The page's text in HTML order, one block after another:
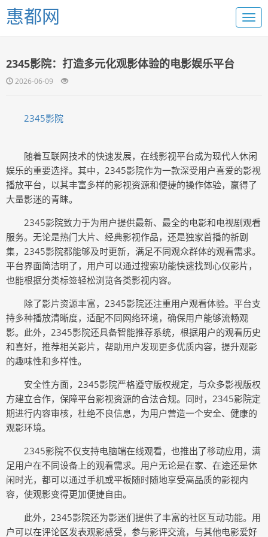
惠都网
2345影院：打造多元化观影体验的电影娱乐平台
2026-06-09
2345影院
随着互联网技术的快速发展，在线影视平台成为现代人休闲
娱乐的重要选择。其中，2345影院作为一款深受用户喜爱的影视
播放平台，以其丰富多样的影视资源和便捷的操作体验，赢得了
大量影迷的青睐。
2345影院致力于为用户提供最新、最全的电影和电视剧观看
服务。无论是热门大片、经典影视作品，还是独家首播的新剧
集，2345影院都能够及时更新，满足不同观众群体的观看需求。
平台界面简洁明了，用户可以通过搜索功能快速找到心仪影片，
也能根据分类标签轻松浏览各类影视内容。
除了影片资源丰富，2345影院还注重用户观看体验。平台支
持多种播放清晰度，适配不同网络环境，确保用户能够流畅观
影。此外，2345影院还具备智能推荐系统，根据用户的观看历史
和喜好，推荐相关影片，帮助用户发现更多优质内容，提升观影
的趣味性和多样性。
安全性方面，2345影院严格遵守版权规定，与众多影视版权
方建立合作，保障平台影视资源的合法合规。同时，2345影院定
期进行内容审核，杜绝不良信息，为用户营造一个安全、健康的
观影环境。
2345影院不仅支持电脑端在线观看，也推出了移动应用，满
足用户在不同设备上的观看需求。用户无论是在家、在途还是休
闲时光，都可以通过手机或平板随时随地享受高品质的影视内
容，使观影变得更加便捷自由。
此外，2345影院还为影迷们提供了丰富的社区互动功能。用
户可以在评论区发表观影感受，参与影评交流，与其他电影爱好